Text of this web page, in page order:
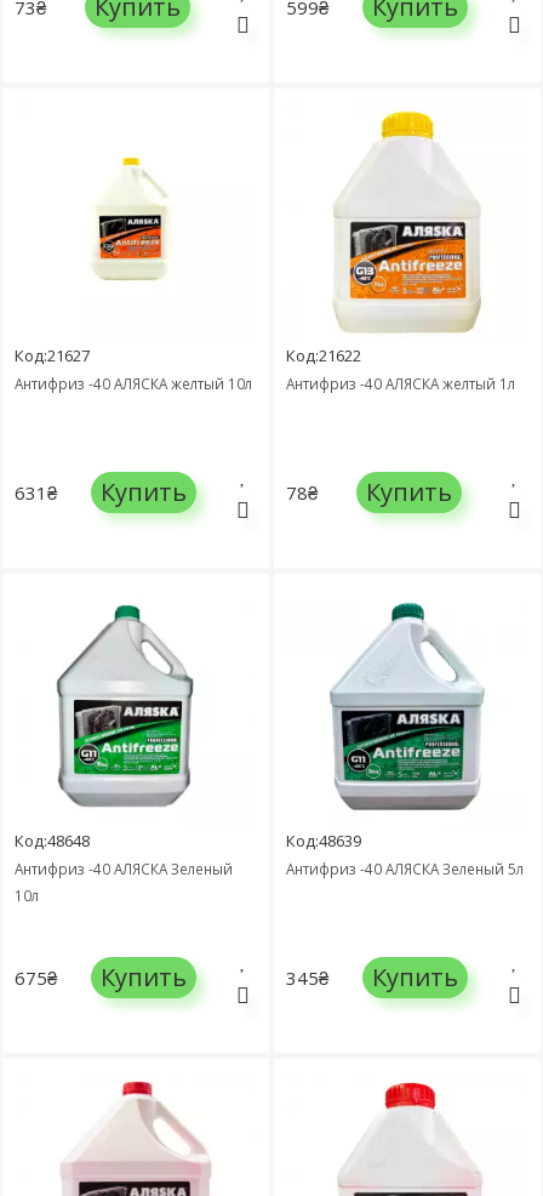
73₴ Купить 599₴ Купить
Код:21627
Антифриз -40 АЛЯСКА желтый 10л
631₴ Купить
Код:21622
Антифриз -40 АЛЯСКА желтый 1л
78₴ Купить
Код:48648
Антифриз -40 АЛЯСКА Зеленый
10л
675₴ Купить
Код:48639
Антифриз -40 АЛЯСКА Зеленый 5л
345₴ Купить